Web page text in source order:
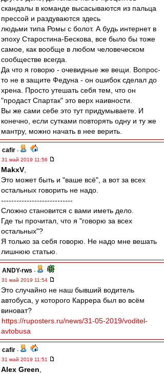
скандалы в команде высасываются из пальца
прессой и раздуваются здесь
людьми типа Ромы с болот. А будь интернет в
эпоху Старостина-Бескова, все было бы тоже
самое, как вообще в любом человеческом
сообществе всегда.
Да что я говорю - очевидные же вещи. Вопрос-
то не в защите Федуна - он ошибок сделал до
хрена. Просто утешать себя тем, что он
"продаст Спартак" это верх наивности.
Вы же сами себе это тут придумываете. И
конечно, если сутками повторять одну и ту же
мантру, можно начать в нее верить.
cafir -
31 май 2019 11:56
MakxV
Это может быть и "ваше всё", а вот за всех
остальных говорить не надо.
----------------------------
Сложно становится с вами иметь дело.
Где ты прочитал, что я "говорю за всех
остальных"?
Я только за себя говорю. Не надо мне вешать
лишнюю статью.
ANDY-rws -
31 май 2019 11:54
Это случайно не наш бывший водитель
автобуса, у которого Каррера был во всём
виноват?
https://ruposters.ru/news/31-05-2019/voditel-
avtobusa
cafir -
31 май 2019 11:51
Alex Green